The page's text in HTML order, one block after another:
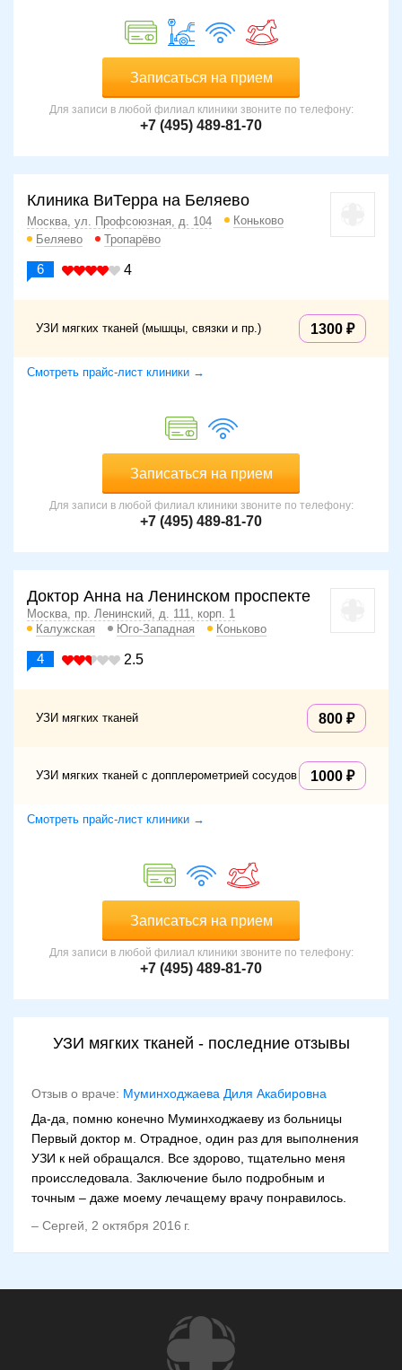
Записаться на прием
Для записи в любой филиал клиники звоните по телефону:
+7 (495) 489-81-70
Клиника ВиТерра на Беляево
Москва, ул. Профсоюзная, д. 104
Коньково
Беляево
Тропарёво
6 4
УЗИ мягких тканей (мышцы, связки и пр.) 1300
Смотреть прайс-лист клиники →
Записаться на прием
Для записи в любой филиал клиники звоните по телефону:
+7 (495) 489-81-70
Доктор Анна на Ленинском проспекте
Москва, пр. Ленинский, д. 111, корп. 1
Калужская
Юго-Западная Коньково
4 2.5
УЗИ мягких тканей 800
УЗИ мягких тканей с допплерометрией сосудов 1000
Смотреть прайс-лист клиники →
Записаться на прием
Для записи в любой филиал клиники звоните по телефону:
+7 (495) 489-81-70
УЗИ мягких тканей - последние отзывы
Отзыв о враче: Муминходжаева Диля Акабировна
Да-да, помню конечно Муминходжаеву из больницы
Первый доктор м. Отрадное, один раз для выполнения
УЗИ к ней обращался. Все здорово, тщательно меня
происследовала. Заключение было подробным и
точным – даже моему лечащему врачу понравилось.
– Сергей 2 октября 2016 г.